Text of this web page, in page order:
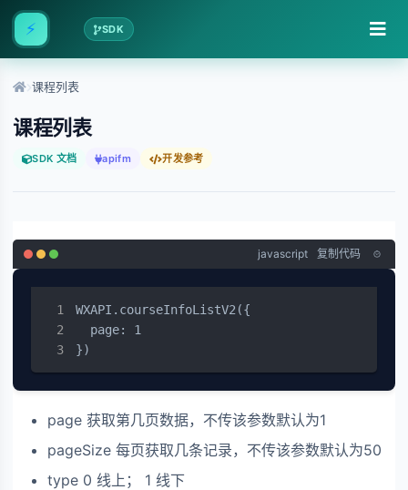
⚡ SDK
课程列表
课程列表
SDK 文档 apifm 开发参考
javascript 复制代码
WXAPI.courseInfoListV2({
  page: 1
})
page 获取第几页数据，不传该参数默认为1
pageSize 每页获取几条记录，不传该参数默认为50
type 0 线上； 1 线下